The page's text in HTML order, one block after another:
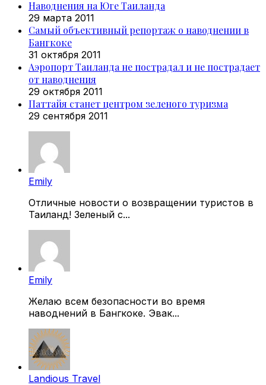
Наводнения на Юге Таиланда
29 марта 2011
Самый объективный репортаж о наводнении в
Бангкоке
31 октября 2011
Аэропорт Таиланда не пострадал и не пострадает
от наводнения
29 октября 2011
Паттайя станет центром зеленого туризма
29 сентября 2011
Emily
Отличные новости о возвращении туристов в
Таиланд! Зеленый с...
Emily
Желаю всем безопасности во время
наводнений в Бангкоке. Эвак...
Landious Travel